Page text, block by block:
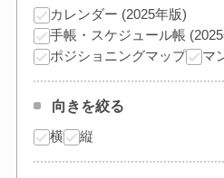
カレンダー (2025年版)
手帳・スケジュール帳
ポジショニングマップ
マ
向きを絞る
横 縦